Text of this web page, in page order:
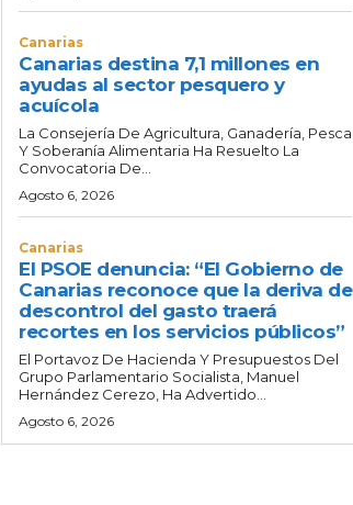
Canarias
Canarias destina 7,1 millones en
ayudas al sector pesquero y
acuícola
La Consejería De Agricultura, Ganadería, Pesca
Y Soberanía Alimentaria Ha Resuelto La
Convocatoria De...
Agosto 6, 2026
Canarias
El PSOE denuncia: “El Gobierno de
Canarias reconoce que la deriva de
descontrol del gasto traerá
recortes en los servicios públicos”
El Portavoz De Hacienda Y Presupuestos Del
Grupo Parlamentario Socialista, Manuel
Hernández Cerezo, Ha Advertido...
Agosto 6, 2026